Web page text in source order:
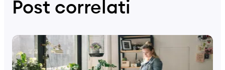
Post correlati